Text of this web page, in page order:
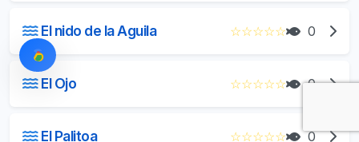
El nido de la Aguila ☆☆☆☆☆ 0
El Ojo ☆☆☆☆☆ 0
El Palitoa ☆☆☆☆☆ 0